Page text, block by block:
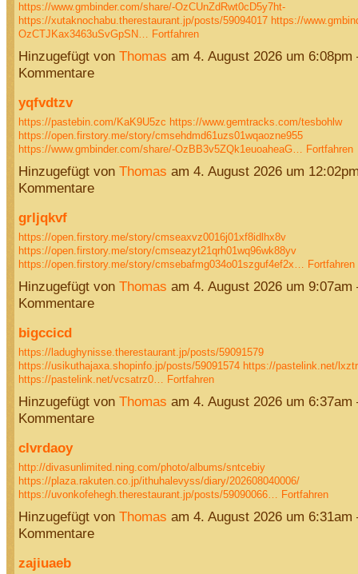
https://www.gmbinder.com/share/-OzCUnZdRwt0cD5y7ht-
https://xutaknochabu.therestaurant.jp/posts/59094017 https://
OzCTJKax3463uSvGpSN… Fortfahren
Hinzugefügt von Thomas am 4. August 2026 um
Kommentare
yqfvdtzv
https://pastebin.com/KaK9U5zc https://www.gemtracks.com/tesbohlw
https://open.firstory.me/story/cmsehdmd61uzs01wqaozne955
https://www.gmbinder.com/share/-OzBB3v5ZQk1euoaheaG… Fortfahren
Hinzugefügt von Thomas am 4. August 2026 um
Kommentare
grljqkvf
https://open.firstory.me/story/cmseaxvz0016j01xf8idlhx8v
https://open.firstory.me/story/cmseazyt21qrh01wq96wk88yv
https://open.firstory.me/story/cmsebafmg034o01szguf4ef2x… Fortfahren
Hinzugefügt von Thomas am 4. August 2026 um
Kommentare
bigccicd
https://ladughynisse.therestaurant.jp/posts/59091579
https://usikuthajaxa.shopinfo.jp/posts/59091574 https://pastelink.net/
https://pastelink.net/vcsatrz0… Fortfahren
Hinzugefügt von Thomas am 4. August 2026 um
Kommentare
clvrdaoy
http://divasunlimited.ning.com/photo/albums/sntcebiy
https://plaza.rakuten.co.jp/ithuhalevyss/diary/202608040006/
https://uvonkofehegh.therestaurant.jp/posts/59090066… Fortfahren
Hinzugefügt von Thomas am 4. August 2026 um
Kommentare
zajiuaeb